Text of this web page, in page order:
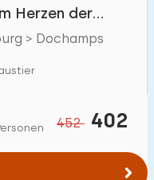
Herzen der
> Dochamps
452 402